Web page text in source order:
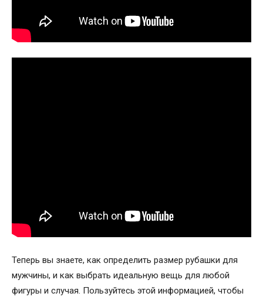
Теперь вы знаете, как определить размер рубашки для
мужчины, и как выбрать идеальную вещь для любой
фигуры и случая. Пользуйтесь этой информацией, чтобы